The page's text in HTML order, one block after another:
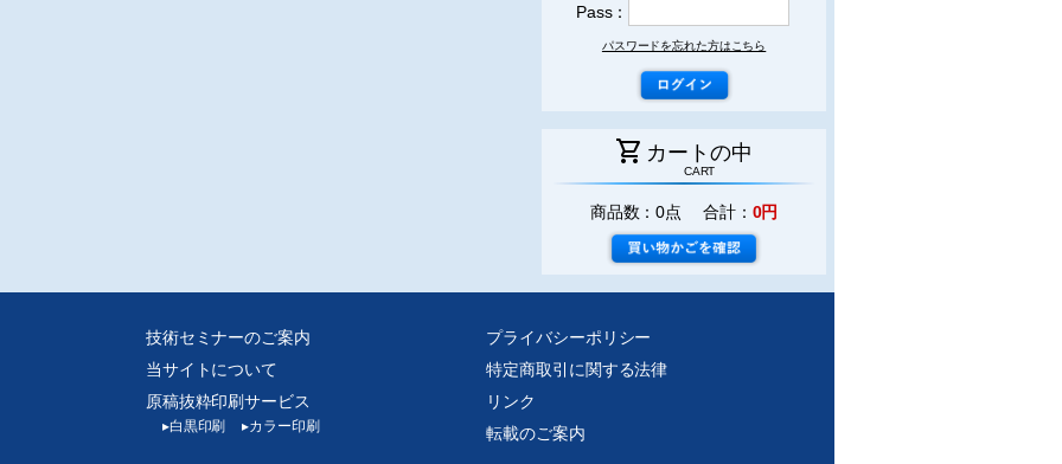
Pass：
パスワードを忘れた方はこちら
shopping_cart カートの中
CART
商品数：0点 合計： 0円
技術セミナーのご案内
当サイトについて
原稿抜粋印刷サービス
▸白黒印刷 ▸カラー印刷
プライバシーポリシー
特定商取引に関する法律
リンク
転載のご案内